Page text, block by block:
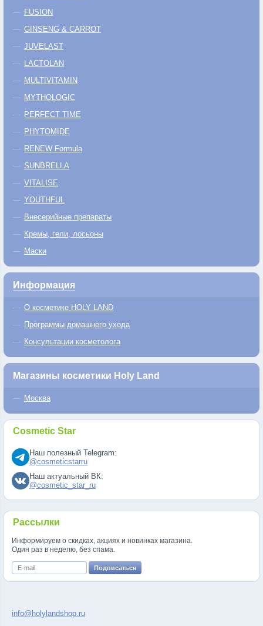
FUSION
GINSENG & CARROT
JUVELAST
LACTOLAN
MULTIVITAMIN
MYTHOLOGIC
PERFECT TIME
PHYTOMIDE
RENEW Formula
SUNBRELLA
VITALISE
YOUTHFUL
Внесерийные препараты
Кремы, гели, лосьоны
Маски
Информация
О косметике HOLY LAND
Программы домашнего ухода
Консультации косметолога
Магазины косметики Holy Land
Москва
Cosmetic Star
Наш полезный Telegram:
@cosmeticstarru
Наш актуальный ВК:
@cosmetic_star_ru
Рассылки
Информируем о скидках, акциях и новинках магазина.
Один раз в неделю, без спама.
info@holylandshop.ru